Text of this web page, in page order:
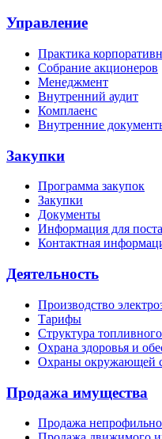
Управление
Практика
Собрание акционеров
Менеджмент
Внутренний аудит
Комплаенс
Внутренние
Закупки
Программа закупок
Закупки
Документы
Информация для
Контактная
Деятельность
Производство
Тарифы
Структура
Охрана здоровья и
Охраны окружающей
Продажа имущества
Продажа